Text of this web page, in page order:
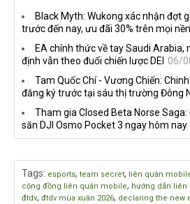
đang quá tham?
ngầm
Black Myth: Wukong xác nhận đợt
trước đến nay, ưu đãi 30% trên mọi
EA chính thức về tay Saudi Arabia,
định vẫn theo đuổi chiến lược DEI
06/
Tam Quốc Chí - Vương Chiến:
đăng ký trước tại sáu thị trường Đông
Tham gia Closed Beta Norse Saga:
săn DJI Osmo Pocket 3 ngay hôm nay
Tags: esports, team secret, liên quân
cộng đồng liên quân mobile, hướng dẫn
đtdv, đtdv mùa xuân 2026, declaring the new